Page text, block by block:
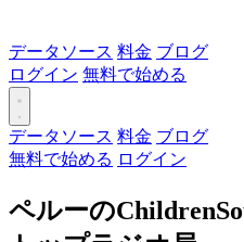
データソース 料金 ブログ
ログイン 無料で始める
データソース 料金 ブログ
無料で始める ログイン
ペルーの